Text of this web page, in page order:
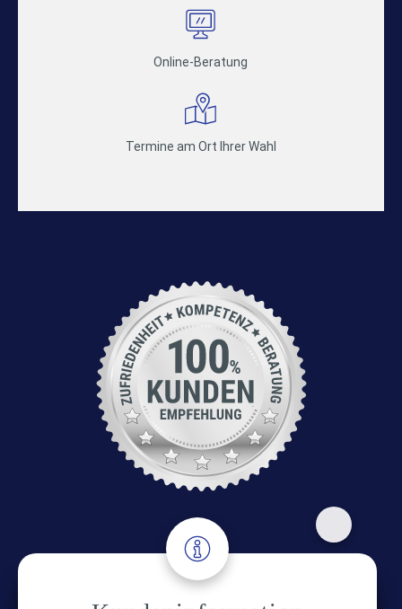
Online-Beratung
Termine am Ort Ihrer Wahl
Adresse